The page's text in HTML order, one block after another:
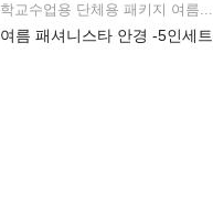
학교수업용 단체용 패키지 여름...
여름 패셔니스타 안경 -5인세트